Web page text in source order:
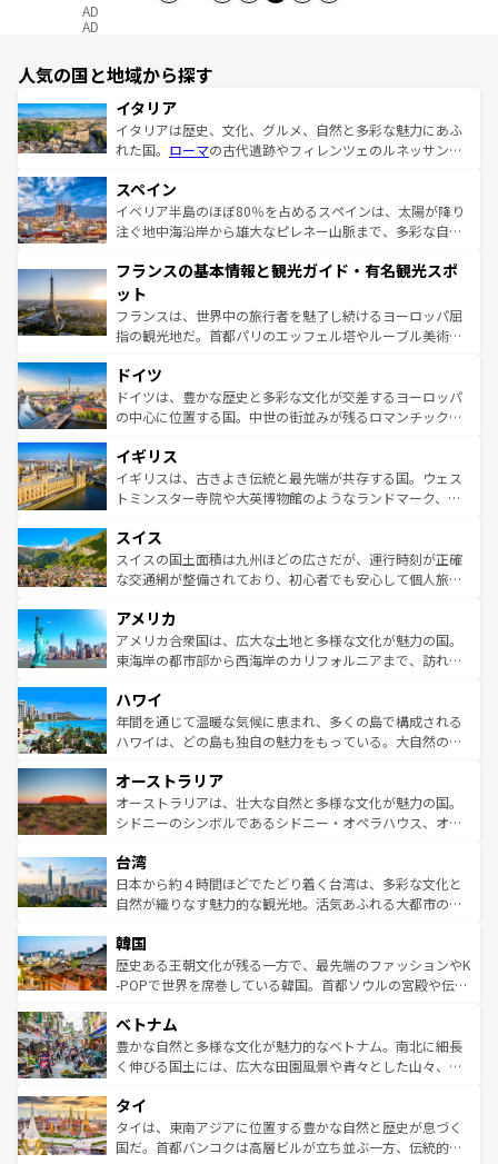
AD
AD
人気の国と地域から探す
イタリア
イタリアは歴史、文化、グルメ、自然と多彩な魅力にあふ
れた国。 ローマの古代遺跡やフィレンツェのルネッサンス
ろん、トスカーナの美しい田園風景やアマルフィ海岸の絶
景など、自然景観も見逃せない。観光の合間には、本場の
ピザやパスタなど、絶品のイタリア料理を堪能することも
ませてくれるイタリアで、忘れられない旅をしてみよう！
なお、新着のイタリア情報は
しい。
スペイン
イベリア半島のほぼ80％を占めるスペインは、太陽が降り
注ぐ地中海沿岸から雄大なピレネー山脈まで、多彩な自然
文化が根付くこの国では、情熱的なフラメンコ、熱気あふ
れる闘牛、そして美味しいタパスが生活の一部となってい
る。首都マドリードの洗練された雰囲気や、バルセロナの
アートに溢れた街角から、地方では古代ローマ遺跡や中世
せる。地方によって風土や気候が異なるスペインはその個
性で訪れる人を魅了する。 なお、新着のスペイン情報は コ
ンテンツ一覧を参照してほしい。
フランスの基本情報と観光ガイド・有名観光スポ
ット
フランスは、世界中の旅行者を魅了し続けるヨーロッパ屈
指の観光地だ。首都パリのエッフェル塔やルーブル美術館
で、幅広い魅力が詰まっている。華麗な宮殿、歴史的な大
聖堂、美しいビーチ、そして豊かな自然が、訪れる者を心
から魅了する。また、フランスは美食の国としても知ら
いる。シャンパンの発祥地であるランス、プロヴァンスの
香り高いラベンダー畑など、多彩な楽しみ方が可能だ。さ
らに、パリ以外の地域にも魅力が溢れており、どの街角に
れる地方に足を運ぶとそれぞれで全く異なる文化を体験で
きるだろう。 なお、新着のフランス情報はコンテンツ一覧
を参照してほしい。
ドイツ
ドイツは、豊かな歴史と多彩な文化が交差するヨーロッパ
の中心に位置する国。中世の街並みが残るロマンチック街
顔を持つこの国は、どこを歩いても飽きることがない。ベ
ルリンの文化的活気、バイエルン州のアルプスの絶景、そ
してライン川沿いのワイン畑といった風景は必見。ビール
は、お酒好きな人にはぜひ体験してほしい。 なお、新着の
ドイツ情報はコンテンツ一覧を参照してほしい。
イギリス
イギリスは、古きよき伝統と最先端が共存する国。ウェス
トミンスター寺院や大英博物館のようなランドマーク、歴
リアごとに異なる魅力がある。また、優雅なアフタヌーン
ティー、ビール好きにはたまらない英国パブ、サッカー観
戦など、本場だからこそできる体験も豊富。イギリスを旅
ンツ一覧を参照してほしい。
スイス
スイスの国土面積は九州ほどの広さだが、運行時刻が正確
な交通網が整備されており、初心者でも安心して個人旅行
の建物がそのまま残る町や、スイスならではのユニークな
博物館もあり、アルプス観光だけでなく町歩きも満喫する
ことができる。国民の所得が高いため物価も高いが、旅行
ば市内交通費無料で観光を楽しむこともできる。 なお、新
着のスイス情報はコンテンツ一覧 を参照してほしい。
アメリカ
アメリカ合衆国は、広大な土地と多様な文化が魅力の国。
東海岸の都市部から西海岸のカリフォルニアまで、訪れる
のような巨大都市は、観光、ショッピング、エンターテイ
ンメントが詰まった刺激的なスポットだ。一方、アメリカ
西部には大自然が広がり、グランドキャニオンやイエロー
部のニューオーリンズでは、音楽と美食が融合した独特の
文化が魅力。旅行者はアメリカの各地域で異なる魅力を楽
しみながら、その多様性と豊かな歴史を感じることができ
ならではの贅沢な旅のスタイルだ。 なお、新着のアメリカ
情報はコンテンツ一覧を参照してほしい。
ハワイ
年間を通じて温暖な気候に恵まれ、多くの島で構成される
ハワイは、どの島も独自の魅力をもっている。大自然の神
ワイ島は見逃せない。また、定番の観光地といえばオアフ
島だが、静かな自然を求めるならマウイ島やカウアイ島が
おすすめ。エメラルドグリーンに輝く海をはじめ、豊かな
れるおもてなしの心で訪れる人々を迎えてくれるハワイの
人々、おいしいローカルフードやハワイアンミュージッ
ク、伝統的なフラダンスなど、すべてがハワイの魅力を彩
ワイを、存分に味わってほしい。 なお、新着のハワイ情報
はコンテンツ一覧を参照してほしい。
オーストラリア
オーストラリアは、壮大な自然と多様な文化が魅力の国。
シドニーのシンボルであるシドニー・オペラハウス、オー
リアリーフや大陸中央部にそびえるウルル（エアーズロッ
ク）、タスマニアの美しい原生林やケアンズの熱帯雨林な
ど、見どころがたくさん。また、カフェやワイン、オージ
いる。アクティビティも充実しており、サーフィンやダイ
ビング、ハイキングなど、アウトドア好きにはたまらな
い。オーストラリアの多彩な魅力を存分に味わいつくそ
参照してほしい。
台湾
日本から約４時間ほどでたどり着く台湾は、多彩な文化と
自然が織りなす魅力的な観光地。活気あふれる大都市の台
ン）、静ひつな山岳地帯である台湾東部など、都市の喧騒
と山間の静けさが共存しており、訪れる人に新しい発見と
驚きをもたらしてくれる。また、奥深い台湾の食文化も魅
容にもいいと評判のスイーツなど、バラエティ豊かな料理
が味わえる。 なお、新着の台湾情報は コンテンツ一覧を参
照してほしい。
韓国
歴史ある王朝文化が残る一方で、最先端のファッションやK
-POPで世界を席巻している韓国。首都ソウルの宮殿や伝統
き、地方に足を延ばせば四季折々の自然美を楽しむことが
できる。そして、キムチや焼肉、絶品のストリートフード
まで、さまざまな韓国料理が待っている。夜には、韓国な
リティに包まれながら、韓国の多彩な魅力を心ゆくまで味
わってみてほしい。 なお、新着の韓国情報はコンテンツ一
覧を参照してほしい。
ベトナム
豊かな自然と多様な文化が魅力的なベトナム。南北に細長
く伸びる国土には、広大な田園風景や青々とした山々、世
急速な発展と共に伝統が息づく。ハノイの古い町並みやホ
ーチミン市のフランス統治時代の建物も、独特の雰囲気を
醸し出している。また、バラエティの豊かさとおいしさで
タイ
タイは、東南アジアに位置する豊かな自然と歴史が息づく
国だ。首都バンコクは高層ビルが立ち並ぶ一方、伝統的な